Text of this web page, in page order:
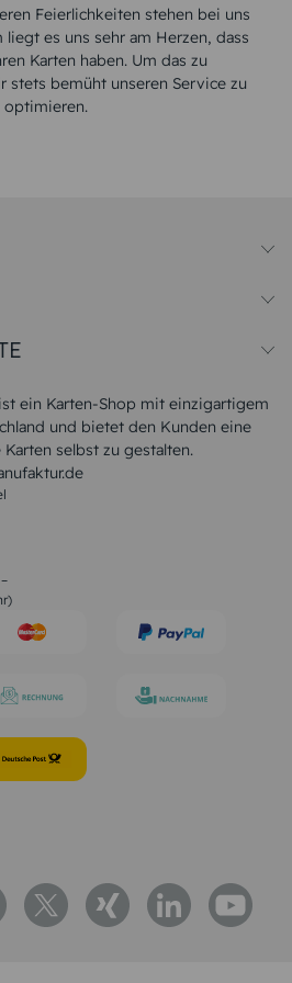
Feierlichkeiten stehen bei uns
liegt es uns sehr am Herzen, dass
Karten haben. Um das zu
stets bemüht unseren Service zu
optimieren.
ein Karten-Shop mit einzigartigem
und bietet den Kunden eine
selbst zu gestalten.